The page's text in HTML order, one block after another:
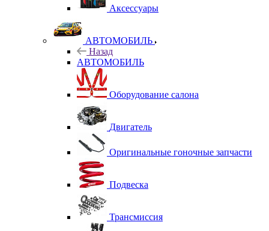
Аксессуары
АВТОМОБИЛЬ
Назад
АВТОМОБИЛЬ
Оборудование салона
Двигатель
Оригинальные гоночные запчасти
Подвеска
Трансмиссия